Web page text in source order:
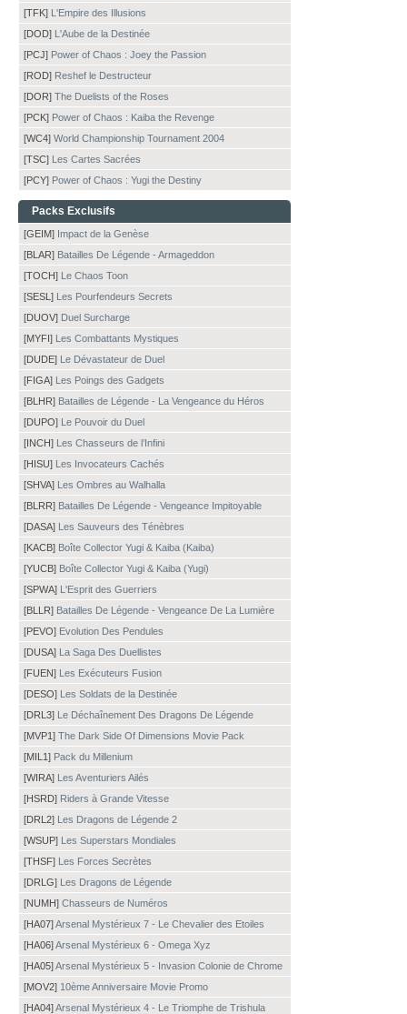
[TFK] L'Empire des Illusions
[DOD] L'Aube de la Destinée
[PCJ] Power of Chaos : Joey the Passion
[ROD] Reshef le Destructeur
[DOR] The Duelists of the Roses
[PCK] Power of Chaos : Kaiba the Revenge
[WC4] World Championship Tournament 2004
[TSC] Les Cartes Sacrées
[PCY] Power of Chaos : Yugi the Destiny
Packs Exclusifs
[GEIM] Impact de la Genèse
[BLAR] Batailles De Légende - Armageddon
[TOCH] Le Chaos Toon
[SESL] Les Pourfendeurs Secrets
[DUOV] Duel Surcharge
[MYFI] Les Combattants Mystiques
[DUDE] Le Dévastateur de Duel
[FIGA] Les Poings des Gadgets
[BLHR] Batailles de Légende - La Vengeance du Héros
[DUPO] Le Pouvoir du Duel
[INCH] Les Chasseurs de l’Infini
[HISU] Les Invocateurs Cachés
[SHVA] Les Ombres au Walhalla
[BLRR] Batailles De Légende - Vengeance Impitoyable
[DASA] Les Sauveurs des Ténèbres
[KACB] Boîte Collector Yugi & Kaiba (Kaiba)
[YUCB] Boîte Collector Yugi & Kaiba (Yugi)
[SPWA] L'Esprit des Guerriers
[BLLR] Batailles De Légende - Vengeance De La Lumière
[PEVO] Evolution Des Pendules
[DUSA] La Saga Des Duellistes
[FUEN] Les Exécuteurs Fusion
[DESO] Les Soldats de la Destinée
[DRL3] Le Déchaînement Des Dragons De Légende
[MVP1] The Dark Side Of Dimensions Movie Pack
[MIL1] Pack du Millenium
[WIRA] Les Aventuriers Ailés
[HSRD] Riders à Grande Vitesse
[DRL2] Les Dragons de Légende 2
[WSUP] Les Superstars Mondiales
[THSF] Les Forces Secrètes
[DRLG] Les Dragons de Légende
[NUMH] Chasseurs de Numéros
[HA07]Arsenal Mystérieux 7 - Le Chevalier des Etoiles
[HA06]Arsenal Mystérieux 6 - Omega Xyz
[HA05]Arsenal Mystérieux 5 - Invasion Colonie de Chrome
[MOV2] 10ème Anniversaire Movie Promo
[HA04]Arsenal Mystérieux 4 - Le Triomphe de Trishula